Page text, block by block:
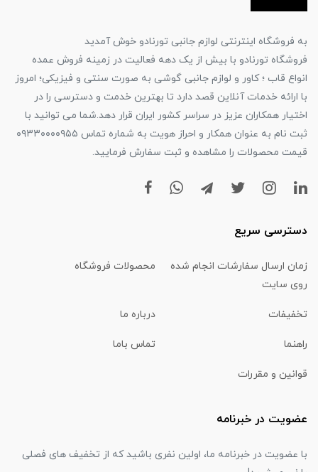
به فروشگاه اینترنتی لوازم جانبی تورنادو خوش آمدید
فروشگاه تورنادو با بیش از یک دهه فعالیت در زمینه فروش عمده
انواع قاب ؛ کاور و لوازم جانبی گوشی به صورت سنتی و فیزیکی؛ امروز
با ارائه خدمات آنلاین قصد دارد تا بهترین خدمت و دسترسی را در
اختیار همکاران عزیز در سراسر کشور ایران قرار دهد.شما می توانید با
ثبت نام به عنوان همکار و احراز هویت به شماره تماس ۰۹۳۳۰۰۰۰۹۵۵
قیمت محصولات را مشاهده و ثبت سفارش فرمایید.
دسترسی سریع
زمان ارسال سفارشات انجام شده
روی سایت
محصولات فروشگاه
تخفیفات درباره ما
راهنما تماس باما
قوانین و مقررات
عضویت در خبرنامه
با عضویت در خبرنامه ما، اولین نفری باشید که از تخفیف های فصلی